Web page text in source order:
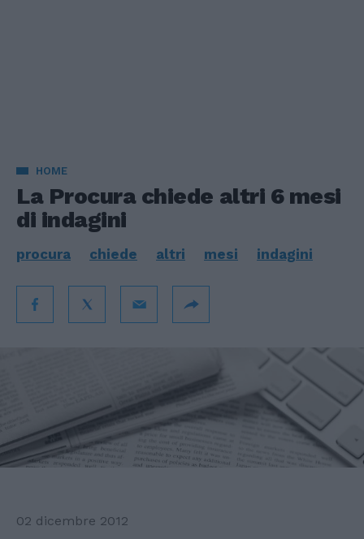
HOME
La Procura chiede altri 6 mesi
di indagini
procura chiede altri mesi indagini
02 dicembre 2012